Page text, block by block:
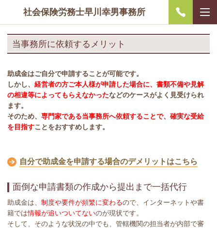
社会保険労務士早川幸男事務所
当事務所に依頼するメリット
助成金はご自分で申請することが可能です。
しかし、 経営者の方ご本人様が申請した場合に、書類不備や見解
の相違等によってもらえなかったなどのケースがよく見受けられ
ます。
そのため、 専門家である当事務所へ依頼することで、確実な受給
を目指すことをおすすめします。
自分で助成金を申請する場合のデメリットはこちら
面倒な申請書類の作成から提出まで一括代行
助成金は、 制度や要件が頻繁に変わるので、インターネットや書
籍では情報が追いついてないのが現状です。
そして、そのような状況の中でも、管轄機関の担当者が内部で審